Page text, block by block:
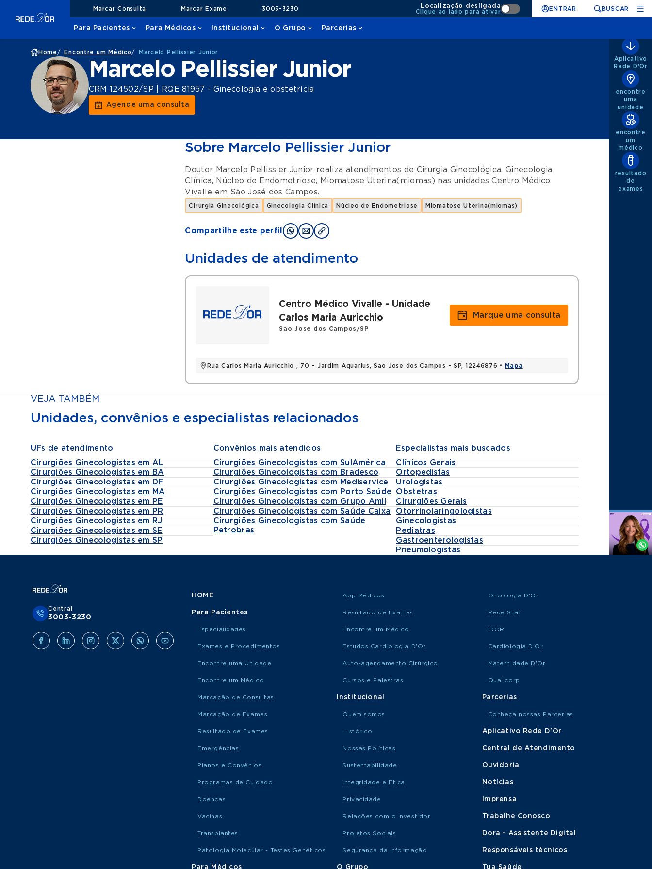
Marcar Consulta Marcar Exame 3003-3230
Localização desligada
Clique ao lado para ativar
ENTRAR BUSCAR
Para Pacientes Para Médicos Institucional O Grupo Parcerias
Home / Encontre um Médico/ Marcelo Pellissier Junior
Marcelo Pellissier Junior
CRM 124502/SP | RQE 81957 - Ginecologia e obstetrícia
Agende uma consulta
Sobre Marcelo Pellissier Junior
Doutor Marcelo Pellissier Junior realiza atendimentos de Cirurgia Ginecológica,Ginecologia
Clínica, Núcleo de Endometriose, Miomatose Uterina(miomas) nas unidadesCentro Médico
Vivalle em São José dos Campos.
Cirurgia Ginecológica Ginecologia Clínica Núcleo de Endometriose Miomatose Uterina(miomas)
Compartilhe este perfil
Unidades de atendimento
Centro Médico Vivalle - Unidade
Carlos Maria Auricchio
Sao Jose dos Campos/SP
Rua Carlos Maria Auricchio , 70 - Jardim Aquarius, Sao Jose dos Campos - SP, 12246876 • Mapa
Marque uma consulta
VEJA TAMBÉM
Unidades, convênios e especialistas relacionados
UFs de atendimento
Cirurgiões Ginecologistas em AL
Cirurgiões Ginecologistas em BA
Cirurgiões Ginecologistas em DF
Cirurgiões Ginecologistas em MA
Cirurgiões Ginecologistas em PE
Cirurgiões Ginecologistas em PR
Cirurgiões Ginecologistas em RJ
Cirurgiões Ginecologistas em SE
Cirurgiões Ginecologistas em SP
Convênios mais atendidos
Cirurgiões Ginecologistas com SulAmérica
Cirurgiões Ginecologistas com Bradesco
Cirurgiões Ginecologistas com Mediservice
Cirurgiões Ginecologistas com Porto Saúde
Cirurgiões Ginecologistas com Grupo Amil
Cirurgiões Ginecologistas com Saúde Caixa
Cirurgiões Ginecologistas com Saúde
Petrobras
Especialistas mais buscados
Clínicos Gerais
Ortopedistas
Urologistas
Obstetras
Cirurgiões Gerais
Otorrinolaringologistas
Ginecologistas
Pediatras
Gastroenterologistas
Pneumologistas
Aplicativo
Rede D'Or
encontre
uma
unidade
encontre
um
médico
resultado
de
exames
Agende
Whatsapp
Central
3003-3230
HOME
Para Pacientes
Especialidades
Exames e Procedimentos
Encontre uma Unidade
Encontre um Médico
Marcação de Consultas
Marcação de Exames
Resultado de Exames
Emergências
Planos e Convênios
Programas de Cuidado
Doenças
Vacinas
Transplantes
Patologia Molecular - Testes Genéticos
Para Médicos
App Médicos
Resultado de Exames
Encontre um Médico
Estudos Cardiologia D'Or
Auto-agendamento Cirúrgico
Cursos e Palestras
Institucional
Quem somos
Histórico
Nossas Políticas
Sustentabilidade
Integridade e Ética
Privacidade
Relações com o Investidor
Projetos Sociais
Segurança da Informação
O Grupo
Oncologia D'Or
Rede Star
IDOR
Cardiologia D’Or
Maternidade D'Or
Qualicorp
Parcerias
Conheça nossas Parcerias
Aplicativo Rede D'Or
Central de Atendimento
Ouvidoria
Notícias
Imprensa
Trabalhe Conosco
Dora - Assistente Digital
Responsáveis técnicos
Tua Saúde